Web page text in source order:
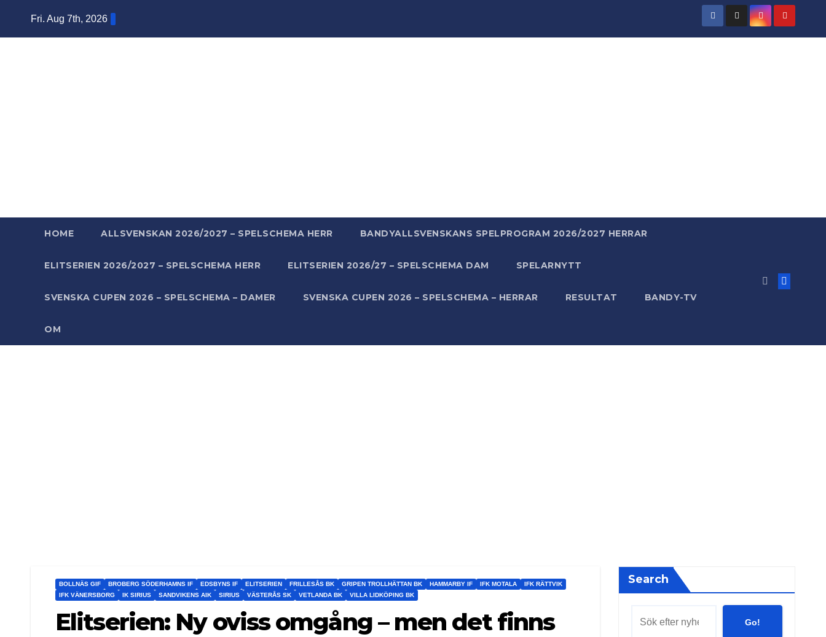
Fri. Aug 7th, 2026
HOME ALLSVENSKAN 2026/2027 – SPELSCHEMA HERR BANDYALLSVENSKANS SPELPROGRAM 2026/2027 HERRAR
ELITSERIEN 2026/2027 – SPELSCHEMA HERR ELITSERIEN 2026/27 – SPELSCHEMA DAM SPELARNYTT
SVENSKA CUPEN 2026 – SPELSCHEMA – DAMER SVENSKA CUPEN 2026 – SPELSCHEMA – HERRAR RESULTAT BANDY-TV
OM
BOLLNÄS GIF BROBERG SÖDERHAMNS IF EDSBYNS IF ELITSERIEN FRILLESÅS BK GRIPEN TROLLHÄTTAN BK HAMMARBY IF IFK MOTALA
IFK RÄTTVIK
IFK VÄNERSBORG
IK SIRIUS SANDVIKENS AIK SIRIUS VÄSTERÅS SK VETLANDA BK VILLA LIDKÖPING BK
Elitserien: Ny oviss omgång – men det finns
Search
Go!